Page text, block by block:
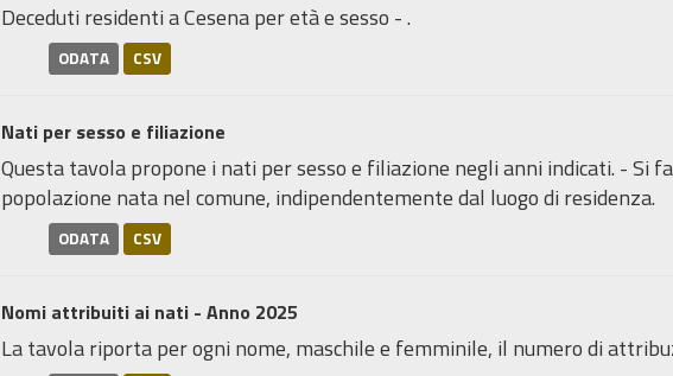
Deceduti residenti a Cesena per età e sesso - .
ODATA CSV
Nati per sesso e filiazione
Questa tavola propone i nati per sesso e filiazione negli anni indicati. - Si
popolazione nata nel comune, indipendentemente dal luogo di residenza.
ODATA CSV
Nomi attribuiti ai nati - Anno 2025
La tavola riporta per ogni nome, maschile e femminile, il numero di